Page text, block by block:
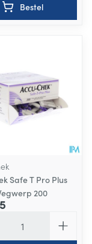
Bestel
Safe T Pro Plus
200